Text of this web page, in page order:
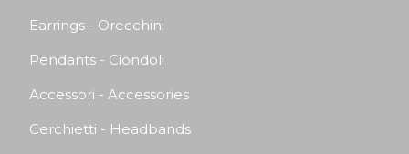
Earrings - Orecchini
Pendants - Ciondoli
Accessori - Accessories
Cerchietti - Headbands